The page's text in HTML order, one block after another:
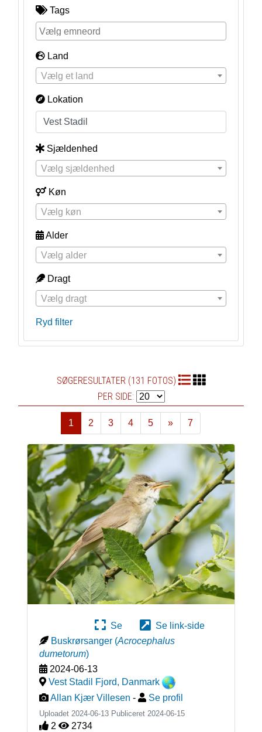
Tags
Land
Vælg et land
Lokation
Sjældenhed
Vælg sjældenhed
Køn
Vælg køn
Alder
Vælg alder
Dragt
Vælg dragt
Ryd filter
SØGERESULTATER (131 FOTOS)
PER SIDE:
1 2 3 4 5
»
Næste
7
Se
Se link-side
Buskrørsanger (Acrocephalus
dumetorum)
2024-06-13
Vest Stadil Fjord, Danmark
Allan Kjær Villesen - Se profil
Uploadet 2024-06-13 Publiceret 2024-06-15
2 2734